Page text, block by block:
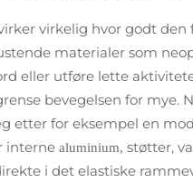
virkelig hvor godt den
materialer som
eller utføre lette
bevegelsen for mye.
etter for eksempel en
interne aluminium, støtter,
i det elastiske